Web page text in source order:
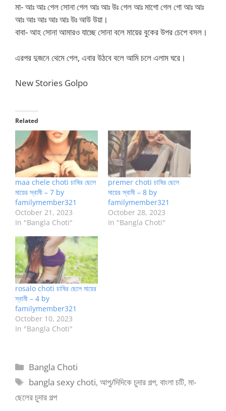
মা- আঃ আঃ গেল সোনা গেল আঃ আঃ উঃ গেল আঃ মাগো গেল গো আঃ আঃ
আঃ আঃ আঃ আঃ আঃ উঃ আউ উয়া।
বাবা- আহ সোনা আমারও যাচ্ছে সোনা বলে মায়ের বুকের উপর চেপে বসল।
এরপর দুজনে থেমে গেল, এবার উঠবে বলে আমি চলে এলাম ঘরে।
New Stories Golpo
Related
maa chele choti চাষির ছেলে
মায়ের স্বামী – 7 by
familymember321
October 21, 2023
In "Bangla Choti"
premer choti চাষির ছেলে
মায়ের স্বামী – 8 by
familymember321
October 28, 2023
In "Bangla Choti"
rosalo choti চাষির ছেলে মায়ের
স্বামী – 4 by
familymember321
October 10, 2023
In "Bangla Choti"
Categories
Bangla Choti
Tags
bangla sexy choti,আপু/দিদিকে চুদার গল্প,বাংলা চটি,মা-
ছেলের চুদার গল্প